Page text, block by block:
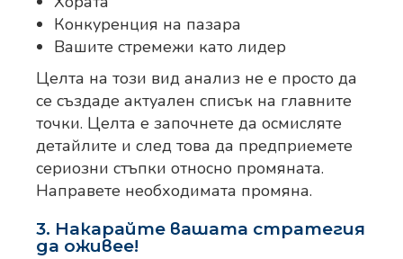
Конкуренция на пазара
Вашите стремежи като лидер
Целта на този вид анализ не е просто да
се създаде актуален списък на главните
точки. Целта е започнете да осмисляте
детайлите и след това да предприемете
сериозни стъпки относно промяната.
Направете необходимата промяна.
3. Накарайте вашата стратегия
да оживее!